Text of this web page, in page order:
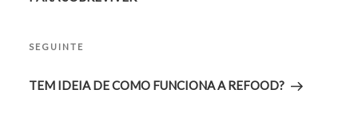
Conteúdo
SEGUINTE
TEM IDEIA DE COMO FUNCIONA A REFOOD?